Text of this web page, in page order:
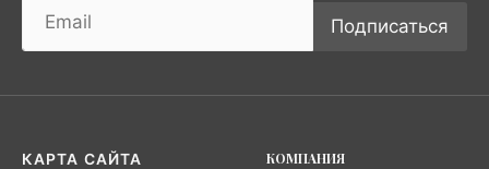
Подписаться
КАРТА САЙТА
КОМПАНИЯ